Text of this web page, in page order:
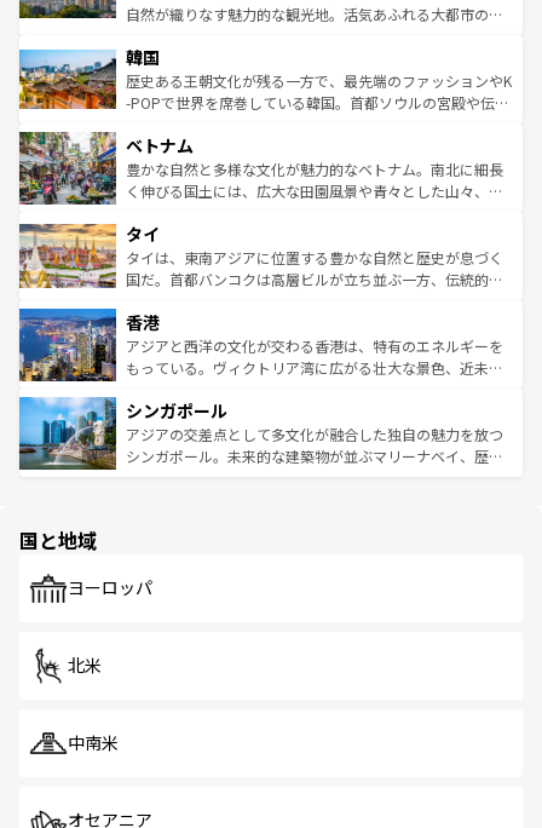
ク、伝統的なフラダンスなど、すべてがハワイの魅力を彩
ワイを、存分に味わってほしい。 なお、新着のハワイ情報
はコンテンツ一覧を参照してほしい。
ど、見どころがたくさん。また、カフェやワイン、オージ
いる。アクティビティも充実しており、サーフィンやダイ
ビング、ハイキングなど、アウトドア好きにはたまらな
い。オーストラリアの多彩な魅力を存分に味わいつくそ
参照してほしい。
自然が織りなす魅力的な観光地。活気あふれる大都市の台
ン）、静ひつな山岳地帯である台湾東部など、都市の喧騒
と山間の静けさが共存しており、訪れる人に新しい発見と
驚きをもたらしてくれる。また、奥深い台湾の食文化も魅
容にもいいと評判のスイーツなど、バラエティ豊かな料理
が味わえる。 なお、新着の台湾情報は コンテンツ一覧を参
照してほしい。
韓国
歴史ある王朝文化が残る一方で、最先端のファッションやK
-POPで世界を席巻している韓国。首都ソウルの宮殿や伝統
き、地方に足を延ばせば四季折々の自然美を楽しむことが
できる。そして、キムチや焼肉、絶品のストリートフード
まで、さまざまな韓国料理が待っている。夜には、韓国な
リティに包まれながら、韓国の多彩な魅力を心ゆくまで味
わってみてほしい。 なお、新着の韓国情報はコンテンツ一
覧を参照してほしい。
ベトナム
豊かな自然と多様な文化が魅力的なベトナム。南北に細長
く伸びる国土には、広大な田園風景や青々とした山々、世
急速な発展と共に伝統が息づく。ハノイの古い町並みやホ
ーチミン市のフランス統治時代の建物も、独特の雰囲気を
醸し出している。また、バラエティの豊かさとおいしさで
とつ。フォーやバインミー、ベトナムコーヒーなどは、ぜ
ひ現地で味わいたい。どの地域を訪れてもあたたかい人々
が旅行者を迎えてくれるので、きっと忘れられない旅にな
参照してほしい。
タイ
タイは、東南アジアに位置する豊かな自然と歴史が息づく
国だ。首都バンコクは高層ビルが立ち並ぶ一方、伝統的な
の活気が交差している。北部ではチェンマイなどの山岳地
帯で自然と触れ合い、南部ではプーケットやクラビの美し
いビーチでリゾート気分を楽しむことができる。タイ料理
激する。気候は一年中温暖で、どの季節にも異なる楽しみ
が待っている。親しみやすいタイの人々、仏教を中心とし
た文化、そして多様な観光資源が、訪れる旅人を魅了し続
香港
アジアと西洋の文化が交わる香港は、特有のエネルギーを
もっている。ヴィクトリア湾に広がる壮大な景色、近未来
み、どこを訪れても感動するはず。観光スポットが密集し
ており、効率よく見どころを回れるのも魅力。息をのむよ
うな絶景から文化的な体験まで、香港を存分に楽しみ尽く
シンガポール
アジアの交差点として多文化が融合した独自の魅力を放つ
シンガポール。未来的な建築物が並ぶマリーナベイ、歴史
で、ホーカーズは地元の風情を楽しめる外せないスポット
国と地域
ヨーロッパ
北米
中南米
オセアニア